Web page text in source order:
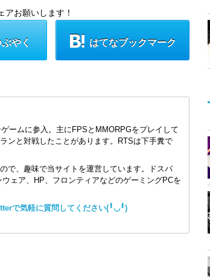
アお願いします！
やく はてなブックマーク
ームに参入。主にFPSとMMORPGをプレイして
ンと対戦したことがあります。RTSは下手糞で
で、趣味で当サイトを運営しています。ドスパ
ェア、HP、フロンティアなどのゲーミングPCを
で気軽に質問してください(╹◡╹)